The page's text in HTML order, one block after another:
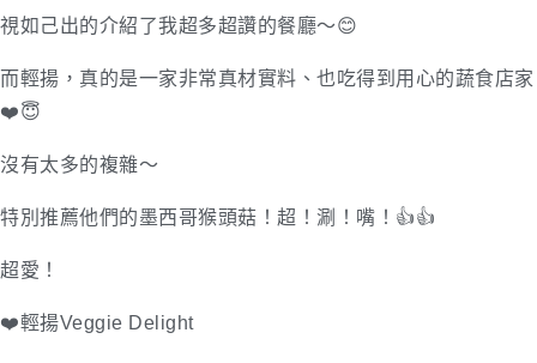
視如己出的介紹了我超多超讚的餐廳～😊
而輕揚，真的是一家非常真材實料、也吃得到用心的蔬食店家
❤️😇
沒有太多的複雜～
特別推薦他們的墨西哥猴頭菇！超！涮！嘴！👍👍
超愛！
❤️輕揚Veggie Delight